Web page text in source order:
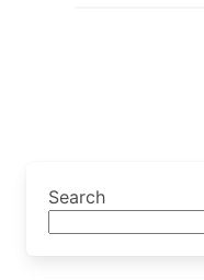
Search